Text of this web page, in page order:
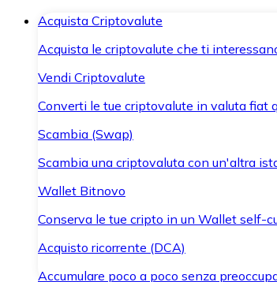
Acquista Criptovalute
Acquista le criptovalute che ti
Vendi Criptovalute
Converti le tue criptovalute in valuta fiat
Scambia (Swap)
Scambia una criptovaluta con un'altra
Wallet Bitnovo
Conserva le tue cripto in un Wallet self-
Acquisto ricorrente (DCA)
Accumulare poco a poco senza